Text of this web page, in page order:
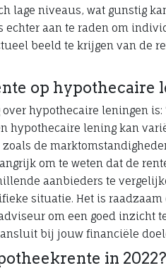
lage niveaus, wat gunstig
echter aan te raden om
beeld te krijgen van de
op hypothecaire
over hypothecaire leningen
hypothecaire lening kan
de
om te weten dat de
aanbieders te
situatie. Het is
om een goed inzicht
bij jouw financiële
in 2022?